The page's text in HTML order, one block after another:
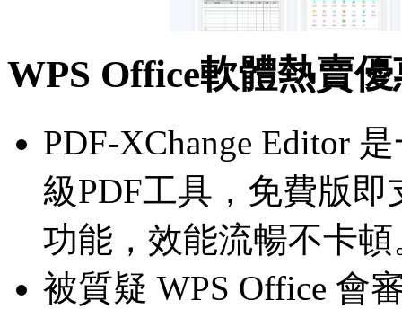
WPS Office軟體熱賣
PDF-XChange Editor
級PDF工具，免費版
功能，效能流暢不卡頓
被質疑 WPS Office 會